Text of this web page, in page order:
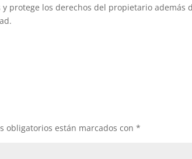
protege los derechos del propietario además
obligatorios están marcados con*